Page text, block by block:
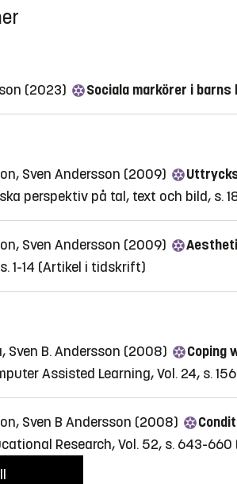
(2023) Sociala markörer i barns
Sven Andersson (2009)
perspektiv på tal, text och bild, s.
Sven Andersson (2009)
1-14 (Artikel i tidskrift)
Sven B. Andersson (2008)
Coping
Assisted Learning, Vol. 24, s.
Sven B Andersson (2008)
Research, Vol. 52, s. 643-660